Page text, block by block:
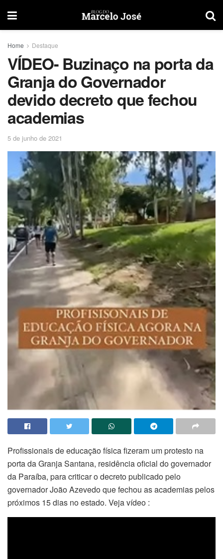
Home Destaque
VÍDEO- Buzinaço na porta da
Granja do Governador
devido decreto que fechou
academias
5 de junho de 2021
Profissionais de educação física fizeram um protesto na
porta da Granja Santana, residência oficial do governador
da Paraíba, para criticar o decreto publicado pelo
governador João Azevedo que fechou as academias pelos
próximos 15 dias no estado. Veja vídeo :